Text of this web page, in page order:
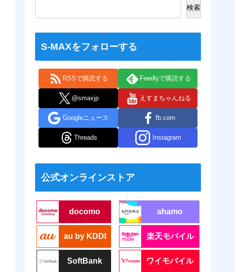
検索
S-MAXをフォローする
RSSで購読する Feedlyで購読する
@smaxjp えすまちゃんねる
Googleニュース fb.com
Threads Instagram
公式オンラインストア
docomo ahamo
au by KDDI 楽天モバイル
SoftBank ワイモバイル